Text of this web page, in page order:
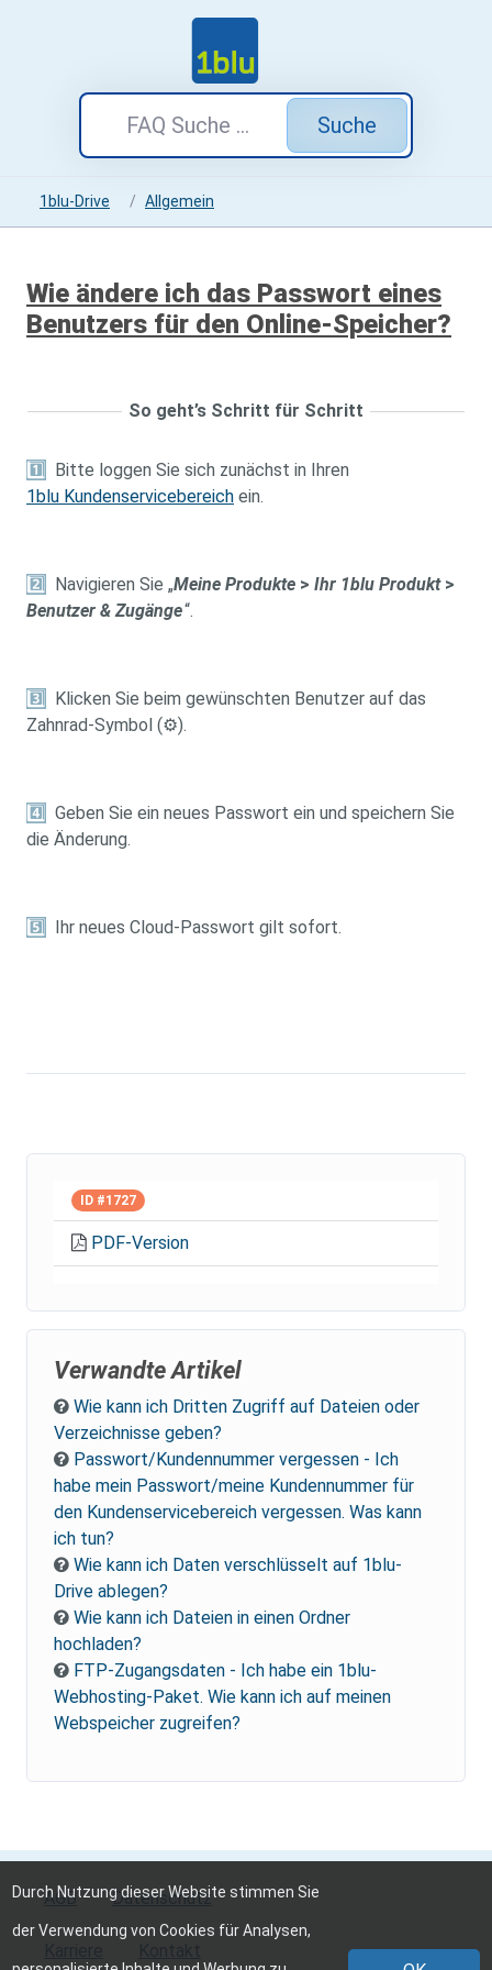
Suche
1blu-Drive Allgemein
Wie ändere ich das Passwort eines
Benutzers für den Online-Speicher?
So geht’s Schritt für Schritt
1️
Bitte loggen Sie sich zunächst in Ihren
1blu Kundenservicebereich ein.
2️ Navigieren Sie „Meine Produkte > Ihr 1blu Produkt >
Benutzer & Zugänge“.
3️
Klicken Sie beim gewünschten Benutzer auf das
Zahnrad-Symbol (⚙).
4️ Geben Sie ein neues Passwort ein und speichern Sie
die Änderung.
5️ Ihr neues Cloud-Passwort gilt sofort.
ID #1727
PDF-Version
Verwandte Artikel
Wie kann ich Dritten Zugriff auf Dateien oder
Verzeichnisse geben?
Passwort/Kundennummer vergessen - Ich
habe mein Passwort/meine Kundennummer für
den Kundenservicebereich vergessen. Was kann
ich tun?
Wie kann ich Daten verschlüsselt auf 1blu-
Drive ablegen?
Wie kann ich Dateien in einen Ordner
hochladen?
FTP-Zugangsdaten - Ich habe ein 1blu-
Webhosting-Paket. Wie kann ich auf meinen
Webspeicher zugreifen?
AGB Datenschutz
Durch Nutzung dieser Website stimmen Sie
der Verwendung von Cookies für Analysen,